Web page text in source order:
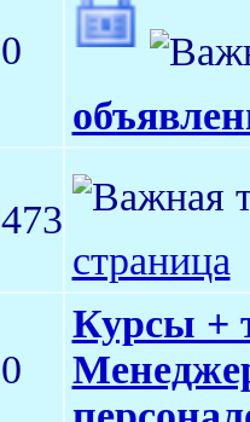
0
473
страница
0
Курсы +